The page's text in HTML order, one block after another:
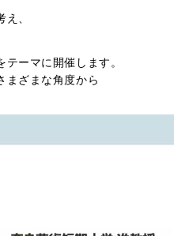
、
ーマに開催します。
まざまな角度から